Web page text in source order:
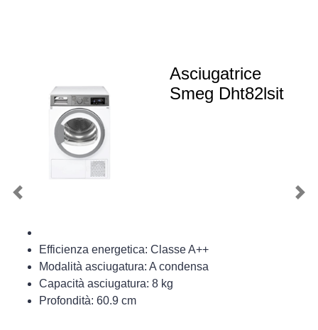
Asciugatrice
Smeg Dht82lsit
Efficienza energetica: Classe A++
Modalità asciugatura: A condensa
Capacità asciugatura: 8 kg
Profondità: 60.9 cm
Previous